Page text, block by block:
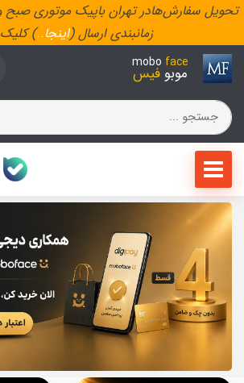
تحویل سفارش‌هادر تهران باپیک موتوری
زمانبندی ارسال (اینجا..
)
mobo face
موبو فیس